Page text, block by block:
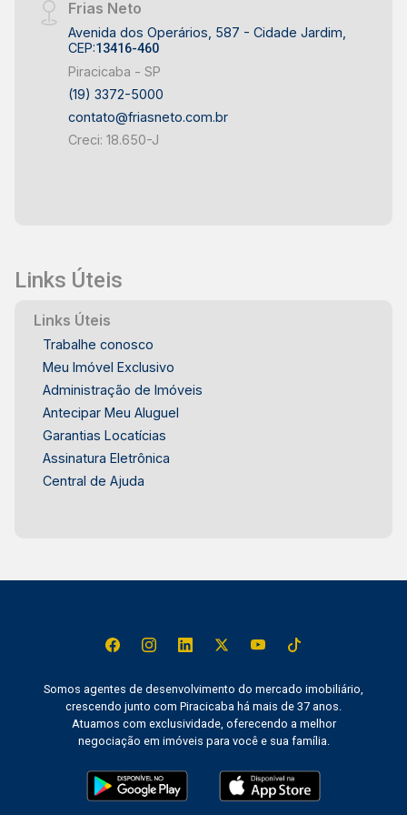
Frias Neto
Avenida dos Operários, 587 - Cidade Jardim,
CEP:13416-460
Piracicaba - SP
(19) 3372-5000
contato@friasneto.com.br
Creci: 18.650-J
Links Úteis
Links Úteis
Trabalhe conosco
Meu Imóvel Exclusivo
Administração de Imóveis
Antecipar Meu Aluguel
Garantias Locatícias
Assinatura Eletrônica
Central de Ajuda
Somos agentes de desenvolvimento do mercado imobiliário,
crescendo junto com Piracicaba há mais de 37 anos.
Atuamos com exclusividade, oferecendo a melhor
negociação em imóveis para você e sua família.